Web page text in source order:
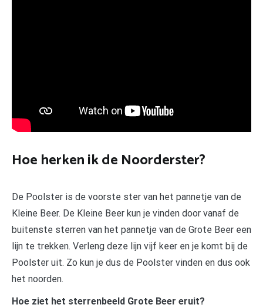
Hoe herken ik de Noorderster?
De Poolster is de voorste ster van het pannetje van de
Kleine Beer. De Kleine Beer kun je vinden door vanaf de
buitenste sterren van het pannetje van de Grote Beer een
lijn te trekken. Verleng deze lijn vijf keer en je komt bij de
Poolster uit. Zo kun je dus de Poolster vinden en dus ook
het noorden.
Hoe ziet het sterrenbeeld Grote Beer eruit?